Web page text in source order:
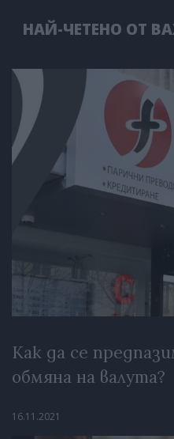
НАЙ-ЧЕТЕНО ОТ
Как да се
обмяна на валута?
16.11.2021